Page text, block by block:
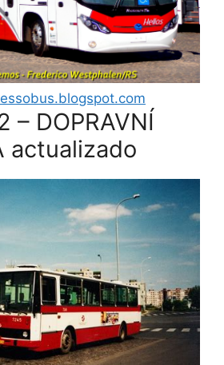
– DOPRAVNÍ
actualizado